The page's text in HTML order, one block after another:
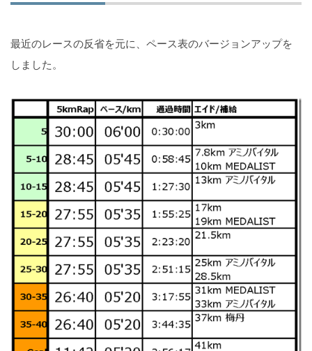
最近のレースの反省を元に、ペース表のバージョンアップを
しました。